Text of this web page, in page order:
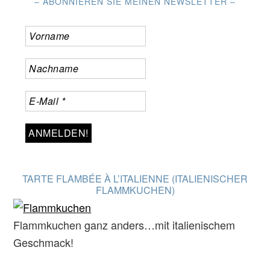
TARTE FLAMBÉE À L’ITALIENNE (ITALIENISCHER
FLAMMKUCHEN)
Flammkuchen ganz anders…mit italienischem
Geschmack!